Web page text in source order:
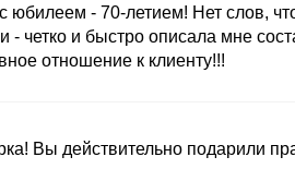
- 70-летием! Нет слов,
- четко и быстро описала мне
отношение к клиенту!!!
Вы действительно подарили